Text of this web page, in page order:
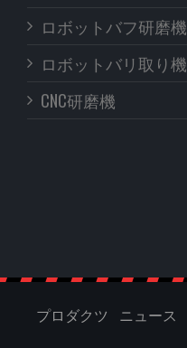
ロボットバフ研磨機
ロボットバリ取り機
CNC研磨機
プロダクツ ニュース